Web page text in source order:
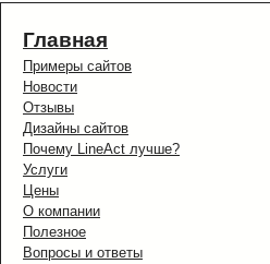
Главная
Примеры сайтов
Новости
Отзывы
Дизайны сайтов
Почему LineAct лучше?
Услуги
Цены
О компании
Полезное
Вопросы и ответы